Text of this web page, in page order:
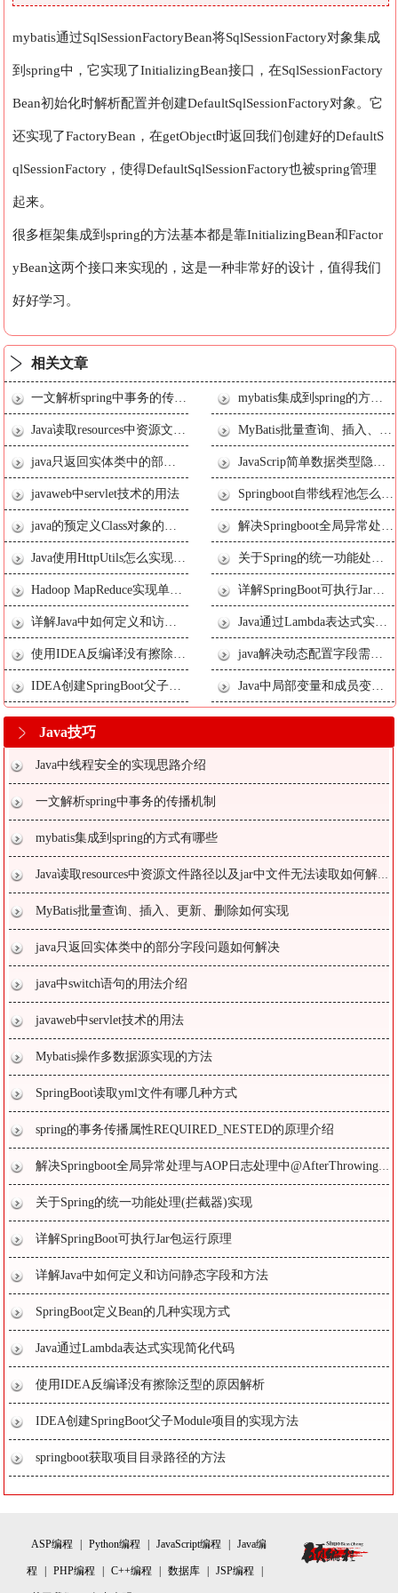
mybatis通过SqlSessionFactoryBean将SqlSessionFactory对象集成
到spring中，它实现了InitializingBean接口，在SqlSessionFactory
Bean初始化时解析配置并创建DefaultSqlSessionFactory对象。它
还实现了FactoryBean，在getObject时返回我们创建好的DefaultS
qlSessionFactory，使得DefaultSqlSessionFactory也被spring管理
起来。
很多框架集成到spring的方法基本都是靠InitializingBean和Factor
yBean这两个接口来实现的，这是一种非常好的设计，值得我们
好好学习。
相关文章
一文解析spring中事务的传播机制 mybatis集成到spring的方式有哪些
Java读取resources中资源文件路径以及jar中文件无法读取如何解决 MyBatis批量查询、插入、更新、删除如何实现
java只返回实体类中的部分字段问题如何解决 JavaScrip简单数据类型隐式转换如何实现
javaweb中servlet技术的用法 Springboot自带线程池怎么实现
java的预定义Class对象的方法 解决Springboot全局异常处理与AOP日志处理中@AfterThrowing失效问题的方法
Java使用HttpUtils怎么实现发送HTTP请求 关于Spring的统一功能处理(拦截器)实现
Hadoop MapReduce实现单词计数(Word Count) 详解SpringBoot可执行Jar包运行原理
详解Java中如何定义和访问静态字段和方法 Java通过Lambda表达式实现简化代码
使用IDEA反编译没有擦除泛型的原因解析 java解决动态配置字段需求问题介绍
IDEA创建SpringBoot父子Module项目的实现方法 Java中局部变量和成员变量有什么区别
Java技巧
Java中线程安全的实现思路介绍
一文解析spring中事务的传播机制
mybatis集成到spring的方式有哪些
Java读取resources中资源文件路径以及jar中文件无法读取如何解决
MyBatis批量查询、插入、更新、删除如何实现
java只返回实体类中的部分字段问题如何解决
java中switch语句的用法介绍
javaweb中servlet技术的用法
Mybatis操作多数据源实现的方法
SpringBoot读取yml文件有哪几种方式
spring的事务传播属性REQUIRED_NESTED的原理介绍
解决Springboot全局异常处理与AOP日志处理中@AfterThrowing失效问题的方法
关于Spring的统一功能处理(拦截器)实现
详解SpringBoot可执行Jar包运行原理
详解Java中如何定义和访问静态字段和方法
SpringBoot定义Bean的几种实现方式
Java通过Lambda表达式实现简化代码
使用IDEA反编译没有擦除泛型的原因解析
IDEA创建SpringBoot父子Module项目的实现方法
springboot获取项目目录路径的方法
ASP编程 Python编程 JavaScript编程 Java编
程 PHP编程 C++编程 数据库 JSP编程